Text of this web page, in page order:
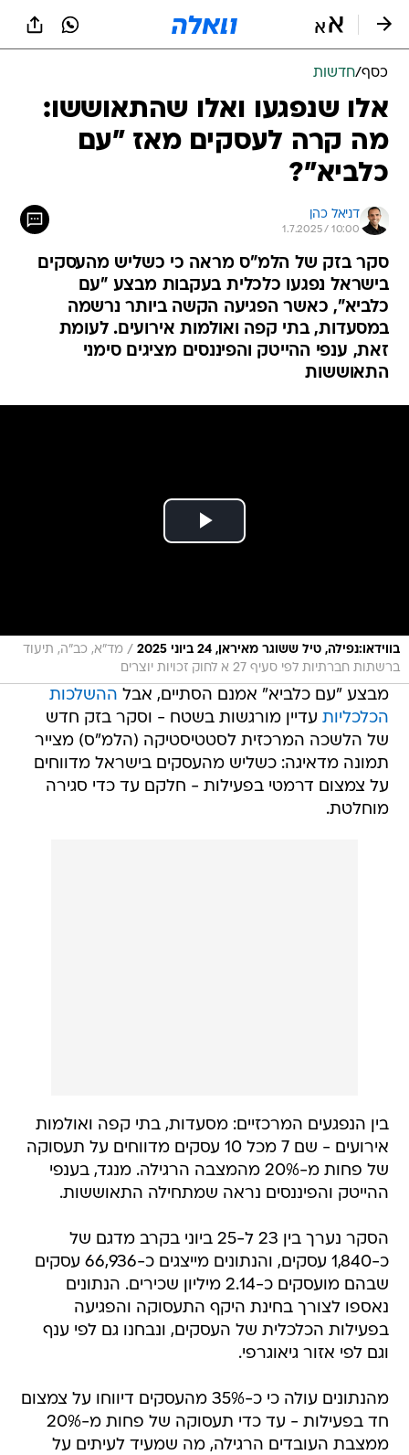
כסף/חדשות
אלו שנפגעו ואלו שהתאוששו:
מה קרה לעסקים מאז "עם
כלביא"?
דניאל כהן
1.7.2025 / 10:00
סקר בזק של הלמ"ס מראה כי כשליש מהעסקים
בישראל נפגעו כלכלית בעקבות מבצע "עם
כלביא", כאשר הפגיעה הקשה ביותר נרשמה
במסעדות, בתי קפה ואולמות אירועים. לעומת
זאת, ענפי ההייטק והפיננסים מציגים סימני
התאוששות
בווידאו:נפילה, טיל ששוגר מאיראן, 24 ביוני 2025 / מד"א, כב"ה, תיעוד
ברשתות חברתיות לפי סעיף 27 א לחוק זכויות יוצרים
מבצע "עם כלביא" אמנם הסתיים, אבל ההשלכות
הכלכליות עדיין מורגשות בשטח - וסקר בזק חדש
של הלשכה המרכזית לסטטיסטיקה (הלמ"ס) מצייר
תמונה מדאיגה: כשליש מהעסקים בישראל מדווחים
על צמצום דרמטי בפעילות - חלקם עד כדי סגירה
מוחלטת.
בין הנפגעים המרכזיים: מסעדות, בתי קפה ואולמות
אירועים - שם 7 מכל 10 עסקים מדווחים על תעסוקה
של פחות מ-20% מהמצבה הרגילה. מנגד, בענפי
ההייטק והפיננסים נראה שמתחילה התאוששות.
הסקר נערך בין 23 ל-25 ביוני בקרב מדגם של
כ-1,840 עסקים, והנתונים מייצגים כ-66,936 עסקים
שבהם מועסקים כ-2.14 מיליון שכירים. הנתונים
נאספו לצורך בחינת היקף התעסוקה והפגיעה
בפעילות הכלכלית של העסקים, ונבחנו גם לפי ענף
וגם לפי אזור גיאוגרפי.
מהנתונים עולה כי כ-35% מהעסקים דיווחו על צמצום
חד בפעילות - עד כדי תעסוקה של פחות מ-20%
ממצבת העובדים הרגילה, מה שמעיד לעיתים על